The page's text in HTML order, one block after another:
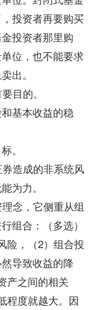
投资者再要购买
投资者那里购
位，也不能要求
出。
目的。
基本收益的稳
。
造成的非系统风
为力。
念，它侧重从组
组合：（多选）
险，（2）组合投
导致收益的降
产之间的相关
程度就越大。因